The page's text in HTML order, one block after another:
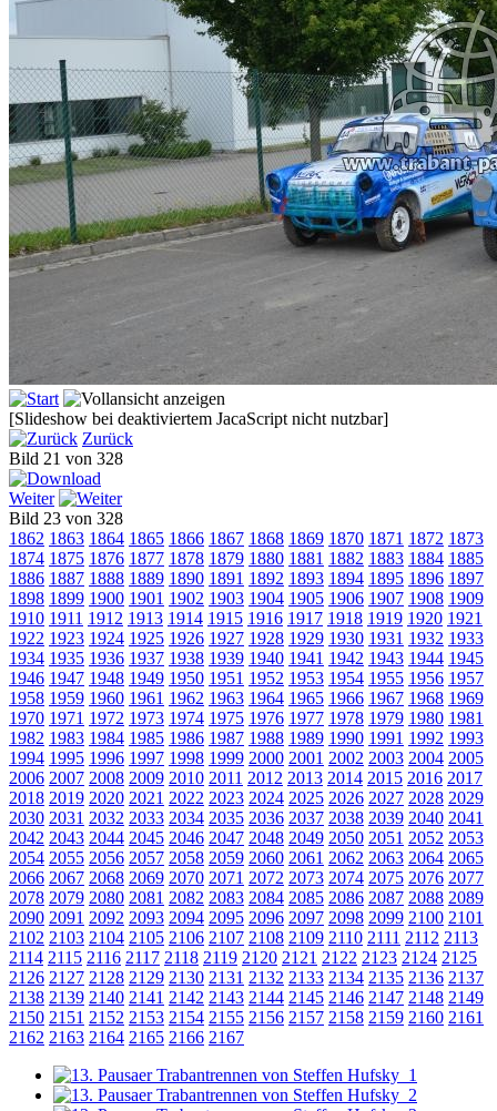
[Slideshow bei deaktiviertem JacaScript nicht nutzbar]
Zurück
Bild 21 von 328
Weiter
Bild 23 von 328
1862 1863 1864 1865 1866 1867 1868 1869 1870 1871 1872 1873
1874 1875 1876 1877 1878 1879 1880 1881 1882 1883 1884 1885
1886 1887 1888 1889 1890 1891 1892 1893 1894 1895 1896 1897
1898 1899 1900 1901 1902 1903 1904 1905 1906 1907 1908 1909
1910 1911 1912 1913 1914 1915 1916 1917 1918 1919 1920 1921
1922 1923 1924 1925 1926 1927 1928 1929 1930 1931 1932 1933
1934 1935 1936 1937 1938 1939 1940 1941 1942 1943 1944 1945
1946 1947 1948 1949 1950 1951 1952 1953 1954 1955 1956 1957
1958 1959 1960 1961 1962 1963 1964 1965 1966 1967 1968 1969
1970 1971 1972 1973 1974 1975 1976 1977 1978 1979 1980 1981
1982 1983 1984 1985 1986 1987 1988 1989 1990 1991 1992 1993
1994 1995 1996 1997 1998 1999 2000 2001 2002 2003 2004 2005
2006 2007 2008 2009 2010 2011 2012 2013 2014 2015 2016 2017
2018 2019 2020 2021 2022 2023 2024 2025 2026 2027 2028 2029
2030 2031 2032 2033 2034 2035 2036 2037 2038 2039 2040 2041
2042 2043 2044 2045 2046 2047 2048 2049 2050 2051 2052 2053
2054 2055 2056 2057 2058 2059 2060 2061 2062 2063 2064 2065
2066 2067 2068 2069 2070 2071 2072 2073 2074 2075 2076 2077
2078 2079 2080 2081 2082 2083 2084 2085 2086 2087 2088 2089
2090 2091 2092 2093 2094 2095 2096 2097 2098 2099 2100 2101
2102 2103 2104 2105 2106 2107 2108 2109 2110 2111 2112 2113
2114 2115 2116 2117 2118 2119 2120 2121 2122 2123 2124 2125
2126 2127 2128 2129 2130 2131 2132 2133 2134 2135 2136 2137
2138 2139 2140 2141 2142 2143 2144 2145 2146 2147 2148 2149
2150 2151 2152 2153 2154 2155 2156 2157 2158 2159 2160 2161
2162 2163 2164 2165 2166 2167